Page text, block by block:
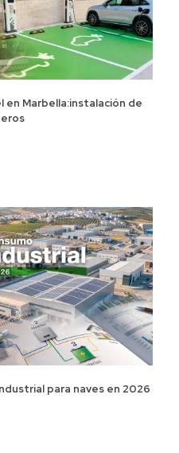
Marbella:instalación de
para naves en 2026